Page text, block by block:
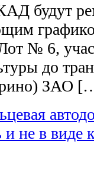
будут
№ 6,
до
ЗАО
не в виде